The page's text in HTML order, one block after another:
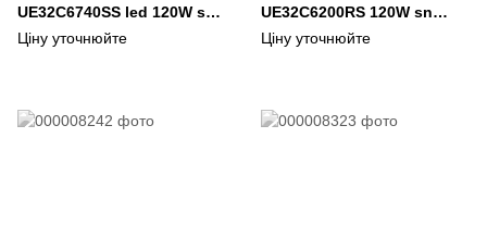
UE32C6740SS led 120W sn
z6y03scz300762k
Ціну уточнюйте
UE32C6200RS 120W sn
B27B3HGZC00281K
Ціну уточнюйте